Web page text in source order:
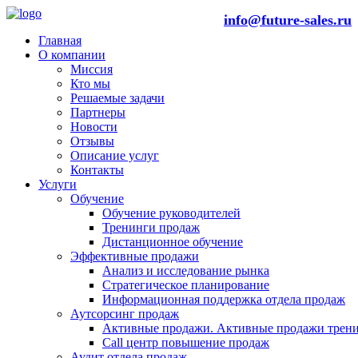
info@future-sales.ru
Главная
О компании
Миссия
Кто мы
Решаемые задачи
Партнеры
Новости
Отзывы
Описание услуг
Контакты
Услуги
Обучение
Обучение руководителей
Тренинги продаж
Дистанционное обучение
Эффективные продажи
Анализ и исследование рынка
Стратегическое планирование
Информационная поддержка отдела продаж
Аутсорсинг продаж
Активные продажи. Активные продажи
Call центр повышение продаж